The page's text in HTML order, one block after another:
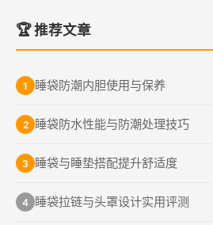
🏆 推荐文章
1 睡袋防潮内胆使用与保养
2 睡袋防水性能与防潮处理技巧
3 睡袋与睡垫搭配提升舒适度
4 睡袋拉链与头罩设计实用评测